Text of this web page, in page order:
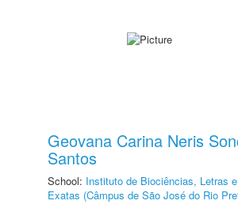
Geovana Carina Neris
Santos
School: Instituto de Biociências, Letras
Exatas (Câmpus de São José do Rio